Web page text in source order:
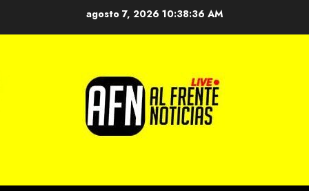
agosto 7, 2026 10:38:36 AM